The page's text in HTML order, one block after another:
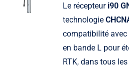
Le récepteur i90
technologie
compatibilité avec
en bande L pour
RTK, dans tous